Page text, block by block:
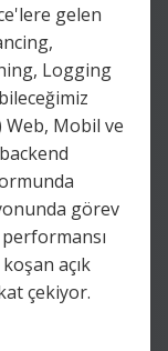
gelen
Logging
Web, Mobil ve
görev
açık
çekiyor.